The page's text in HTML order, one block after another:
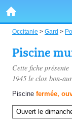
Occitanie > Gard >
Piscine
Cette fiche
1945 le clos bon-
Piscine fermée,
Ouvert le